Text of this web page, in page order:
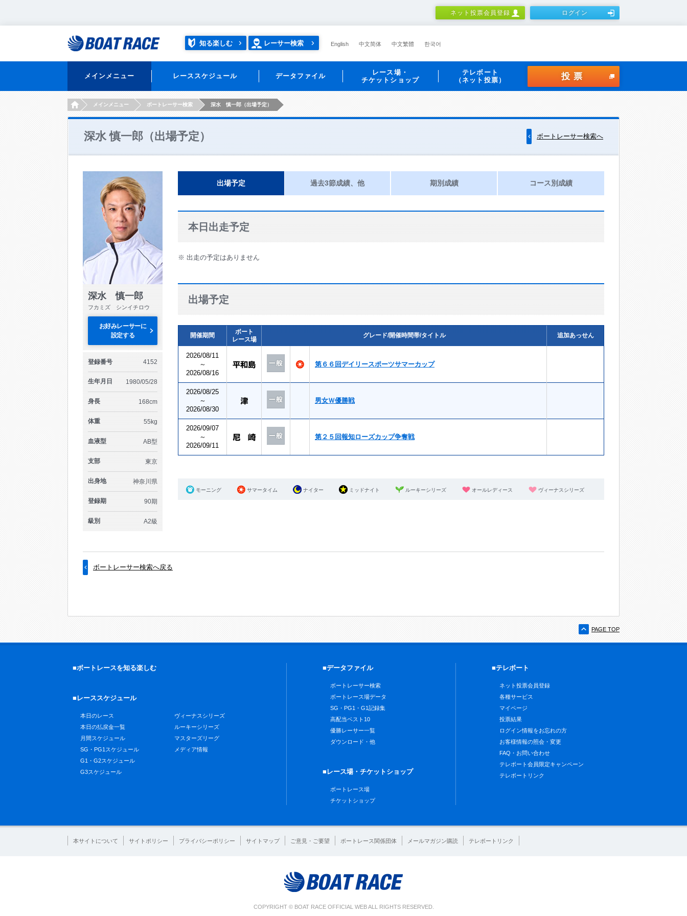
ネット投票会員登録 ログイン
知る楽しむ レーサー検索 English 中文简体 中文繁體 한국어
メインメニュー レーススケジュール データファイル
レース場・
チケットショップ
テレボート
（ネット投票）
投票
HOMEメインメニュー ボートレーサー検索 深水 慎一郎（出場予定）
深水 慎一郎（出場予定） ボートレーサー検索へ
深水 慎一郎
フカミズ シンイチロウ
お好みレーサーに
設定する
登録番号 4152
生年月日 1980/05/28
身長 168cm
体重 55kg
血液型 AB型
支部 東京
出身地 神奈川県
登録期 90期
級別 A2級
出場予定 過去3節成績、他 期別成績 コース別成績
本日出走予定
※ 出走の予定はありません
出場予定
開催期間
ボート
レース場
グレード/開催時間帯/タイトル 追加あっせん
2026/08/11
～
2026/08/16
第６６回デイリースポーツサマーカップ
2026/08/25
～
2026/08/30
男女Ｗ優勝戦
2026/09/07
～
2026/09/11
第２５回報知ローズカップ争奪戦
モーニング サマータイム ナイター ミッドナイト ルーキーシリーズ オールレディース ヴィーナスシリーズ
ボートレーサー検索へ戻る
PAGE TOP
■ボートレースを知る楽しむ
■レーススケジュール
本日のレース
本日の払戻金一覧
月間スケジュール
SG・PG1スケジュール
G1・G2スケジュール
G3スケジュール
ヴィーナスシリーズ
ルーキーシリーズ
マスターズリーグ
メディア情報
■データファイル
ボートレーサー検索
ボートレース場データ
SG・PG1・G1記録集
高配当ベスト10
優勝レーサー一覧
ダウンロード・他
■レース場・チケットショップ
ボートレース場
チケットショップ
■テレボート
ネット投票会員登録
各種サービス
マイページ
投票結果
ログイン情報をお忘れの方
お客様情報の照会・変更
FAQ・お問い合わせ
テレボート会員限定キャンペーン
テレボートリンク
本サイトについて サイトポリシー プライバシーポリシー サイトマップ ご意見・ご要望 ボートレース関係団体 メールマガジン購読 テレボートリンク
COPYRIGHT © BOAT RACE OFFICIAL WEB ALL RIGHTS RESERVED.